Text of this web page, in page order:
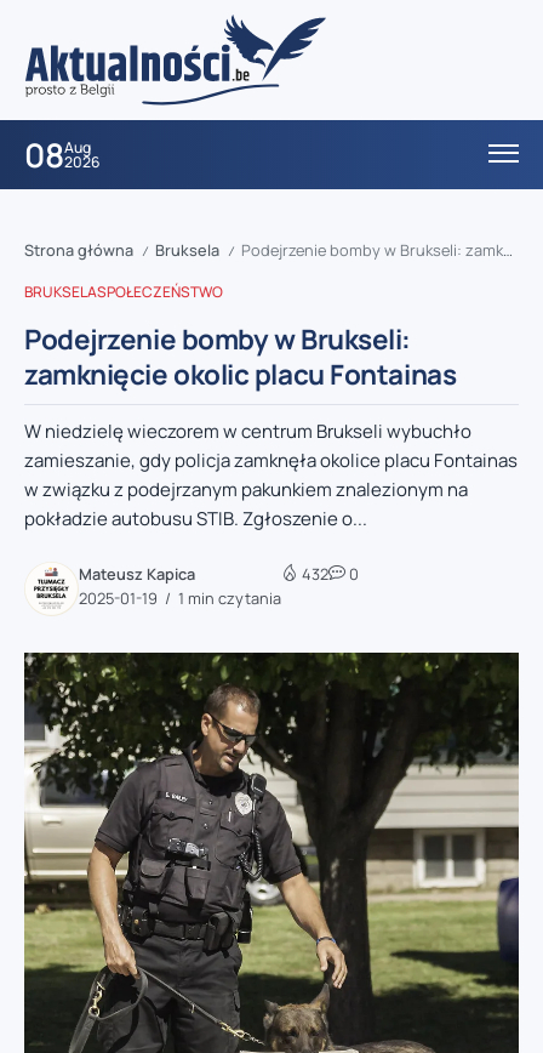
08Aug
2026
Strona główna / Bruksela / Podejrzenie bomby w Brukseli: zamknięcie okolic placu Fontainas
BRUKSELASPOŁECZEŃSTWO
Podejrzenie bomby w Brukseli:
zamknięcie okolic placu Fontainas
W niedzielę wieczorem w centrum Brukseli wybuchło
zamieszanie, gdy policja zamknęła okolice placu Fontainas
w związku z podejrzanym pakunkiem znalezionym na
pokładzie autobusu STIB. Zgłoszenie o...
Mateusz Kapica
2025-01-19
1 min czytania
432 0